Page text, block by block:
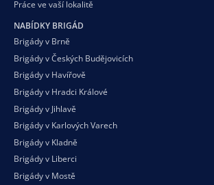
Práce ve vaší lokalitě
NABÍDKY BRIGÁD
Brigády v Brně
Brigády v Českých Budějovicích
Brigády v Havířově
Brigády v Hradci Králové
Brigády v Jihlavě
Brigády v Karlových Varech
Brigády v Kladně
Brigády v Liberci
Brigády v Mostě